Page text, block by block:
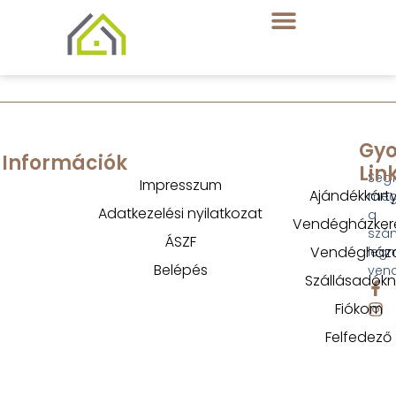
a
Fiókom
Felfedező
Információk
Impresszum
Adatkezelési nyilatkozat
ÁSZF
Belépés